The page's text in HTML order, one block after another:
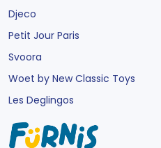
Djeco
Petit Jour Paris
Svoora
Woet by New Classic Toys
Les Deglingos